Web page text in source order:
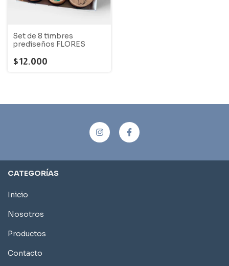
Set de 8 timbres
prediseños FLORES
$12.000
CATEGORÍAS
Inicio
Nosotros
Productos
Contacto